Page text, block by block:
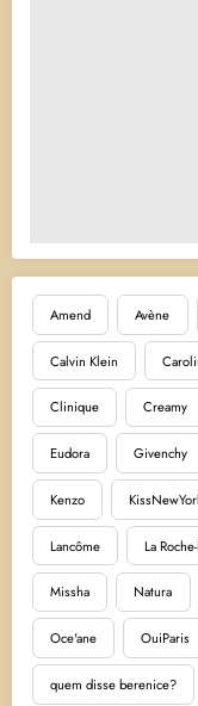
Amend Avène
Calvin Klein
Clinique Creamy
Eudora Givenchy
Kenzo
Lancôme La
Missha Natura
Oce'ane OuiParis
quem disse berenice?